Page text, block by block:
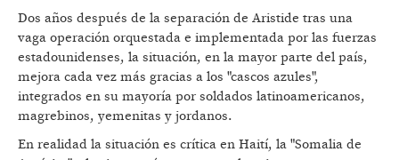
Dos años después de la separación de Aristide tras una
vaga operación orquestada e implementada por las fuerzas
estadounidenses, la situación, en la mayor parte del país,
mejora cada vez más gracias a los "cascos azules",
integrados en su mayoría por soldados latinoamericanos,
magrebinos, yemenitas y jordanos.
En realidad la situación es crítica en Haití, la "Somalia de